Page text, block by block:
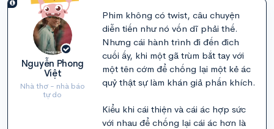
Nguyễn Phong
Việt
Nhà thơ - nhà báo
tự do
Phim không có twist, câu chuyện
diễn tiến như nó vốn dĩ phải thế.
Nhưng cái hành trình đi đến đich
cuối ấy, khi một gã trùm bắt tay với
một tên cớm để chống lại một kẻ ác
quỷ thật sự làm khán giả phấn khích.
Kiểu khi cái thiện và cái ác hợp sức
với nhau để chống lại cái ác hơn là